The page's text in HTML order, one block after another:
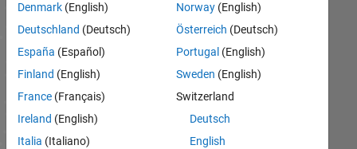
häufig
gestellte
Fragen
zu den
Themenbereichen
Bewerbung,
Vorstellungsgespräch
und
Onboarding.
Denmark (English)
Deutschland (Deutsch)
España (Español)
Finland (English)
France (Français)
Ireland (English)
Italia (Italiano)
Norway(English)
Österreich (Deutsch)
Portugal (English)
Sweden (English)
Switzerland
Deutsch
English